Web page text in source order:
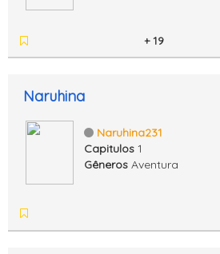
+ 19
Naruhina
Naruhina231
Capitulos 1
Gêneros Aventura